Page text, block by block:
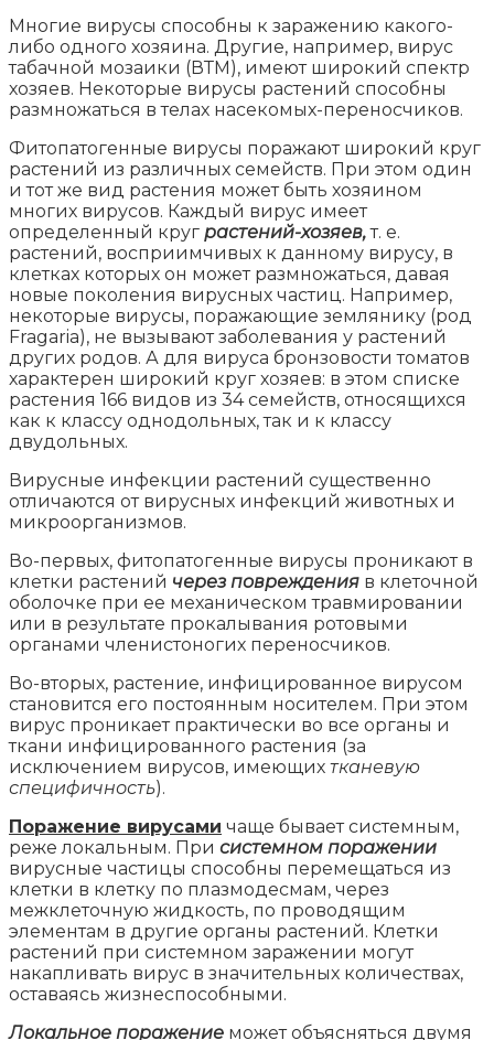
Многие вирусы способны к заражению какого-
либо одного хозяина. Другие, например, вирус
табачной мозаики (ВТМ), имеют широкий спектр
хозяев. Некоторые вирусы растений способны
размножаться в телах насекомых-переносчиков.
Фитопатогенные вирусы поражают широкий круг
растений из различных семейств. При этом один
и тот же вид растения может быть хозяином
многих вирусов. Каждый вирус имеет
определенный круг растений-хозяев,т. е.
растений, восприимчивых к данному вирусу, в
клетках которых он может размножаться, давая
новые поколения вирусных частиц. Например,
некоторые вирусы, поражающие землянику (род
Fragaria), не вызывают заболевания у растений
других родов. А для вируса бронзовости томатов
характерен широкий круг хозяев: в этом списке
растения 166 видов из 34 семейств, относящихся
как к классу однодольных, так и к классу
двудольных.
Вирусные инфекции растений существенно
отличаются от вирусных инфекций животных и
микроорганизмов.
Во-первых, фитопатогенные вирусы проникают в
клетки растений через повреждения в клеточной
оболочке при ее механическом травмировании
или в результате прокалывания ротовыми
органами членистоногих переносчиков.
Во-вторых, растение, инфицированное вирусом
становится его постоянным носителем. При этом
вирус проникает практически во все органы и
ткани инфицированного растения (за
исключением вирусов, имеющих тканевую
специфичность).
Поражение вирусами чаще бывает системным,
реже локальным. При системном поражении
вирусные частицы способны перемещаться из
клетки в клетку по плазмодесмам, через
межклеточную жидкость, по проводящим
элементам в другие органы растений. Клетки
растений при системном заражении могут
накапливать вирус в значительных количествах,
оставаясь жизнеспособными.
Локальное поражение может объясняться двумя